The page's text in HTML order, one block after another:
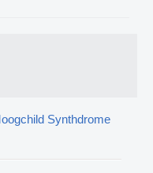
Synthdrome